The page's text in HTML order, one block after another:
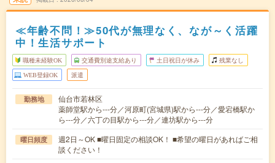
≪年齢不問！≫50代が無理なく、なが～く活躍
中！生活サポート
職種未経験OK 交通費別途支給あり 土日祝日が休み 残業なし
WEB登録OK 派遣
勤務地
仙台市若林区
薬師堂駅から---分／河原町(宮城県)駅から---分／愛宕橋駅か
ら---分／六丁の目駅から---分／連坊駅から---分
曜日頻度
週2日～OK ■曜日固定の相談OK！ ■希望の曜日があればご相
談ください！